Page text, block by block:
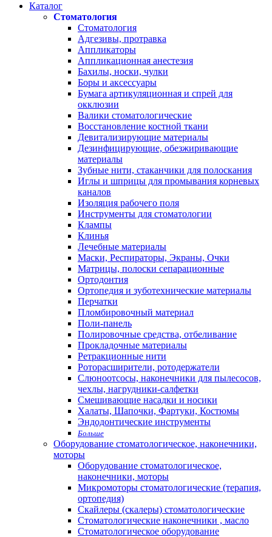
Каталог
Стоматология
Стоматология
Адгезивы, протравка
Аппликаторы
Аппликационная анестезия
Бахилы, носки, чулки
Боры и аксессуары
Бумага артикуляционная и спрей для
окклюзии
Валики стоматологические
Восстановление костной ткани
Девитализирующие материалы
Дезинфицирующие, обезжиривающие
материалы
Зубные нити, стаканчики для полоскания
Иглы и шприцы для промывания корневых
каналов
Изоляция рабочего поля
Инструменты для стоматологии
Клампы
Клинья
Лечебные материалы
Маски, Респираторы, Экраны, Очки
Матрицы, полоски сепарационные
Ортодонтия
Ортопедия и зуботехнические материалы
Перчатки
Пломбировочный материал
Поли-панель
Полировочные средства, отбеливание
Прокладочные материалы
Ретракционные нити
Роторасширители, ротодержатели
Слюноотсосы, наконечники для пылесосов,
чехлы, нагрудники-салфетки
Смешивающие насадки и носики
Халаты, Шапочки, Фартуки, Костюмы
Эндодонтические инструменты
Больше
Оборудование стоматологическое, наконечники,
моторы
Оборудование стоматологическое,
наконечники, моторы
Микромоторы стоматологические (терапия,
ортопедия)
Скайлеры (скалеры) стоматологические
Стоматологические наконечники , масло
Стоматологическое оборудование